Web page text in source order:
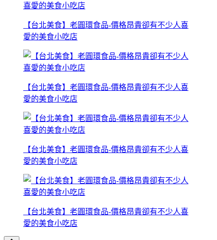
【台北美食】老圓環食品-價格昂貴卻有不少人喜
愛的美食小吃店
【台北美食】老圓環食品-價格昂貴卻有不少人喜
愛的美食小吃店
【台北美食】老圓環食品-價格昂貴卻有不少人喜
愛的美食小吃店
【台北美食】老圓環食品-價格昂貴卻有不少人喜
愛的美食小吃店